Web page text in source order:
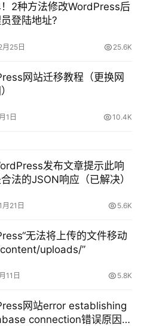
2种方法修改WordPress后
登陆地址?
月25日 25.6K
网站迁移教程（更换网
1日 10.4K
发布文章提示此响
法的JSON响应（已解决）
21日 5.6K
无法将上传的文件移动
uploads/”
11日 5.8K
网站error establishing
connection错误原因及